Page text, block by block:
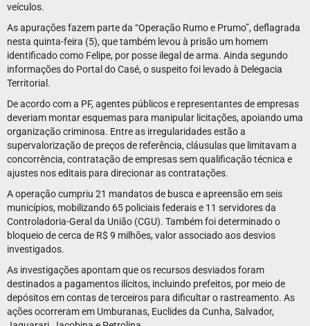
veículos.
As apurações fazem parte da “Operação Rumo e Prumo”, deflagrada
nesta quinta-feira (5), que também levou à prisão um homem
identificado como Felipe, por posse ilegal de arma. Ainda segundo
informações do Portal do Casé, o suspeito foi levado à Delegacia
Territorial.
De acordo com a PF, agentes públicos e representantes de empresas
deveriam montar esquemas para manipular licitações, apoiando uma
organização criminosa. Entre as irregularidades estão a
supervalorização de preços de referência, cláusulas que limitavam a
concorrência, contratação de empresas sem qualificação técnica e
ajustes nos editais para direcionar as contratações.
A operação cumpriu 21 mandatos de busca e apreensão em seis
municípios, mobilizando 65 policiais federais e 11 servidores da
Controladoria-Geral da União (CGU). Também foi determinado o
bloqueio de cerca de R$ 9 milhões, valor associado aos desvios
investigados.
As investigações apontam que os recursos desviados foram
destinados a pagamentos ilícitos, incluindo prefeitos, por meio de
depósitos em contas de terceiros para dificultar o rastreamento. As
ações ocorreram em Umburanas, Euclides da Cunha, Salvador,